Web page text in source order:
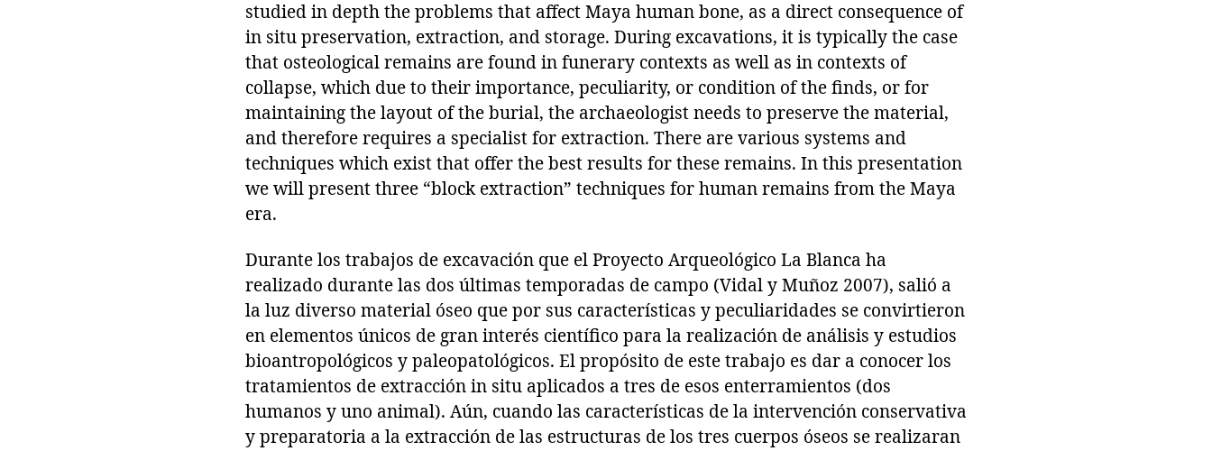
studied in depth the problems that affect Maya human bone, as a direct consequence of
in situ preservation, extraction, and storage. During excavations, it is typically the case
that osteological remains are found in funerary contexts as well as in contexts of
collapse, which due to their importance, peculiarity, or condition of the finds, or for
maintaining the layout of the burial, the archaeologist needs to preserve the material,
and therefore requires a specialist for extraction. There are various systems and
techniques which exist that offer the best results for these remains. In this presentation
we will present three “block extraction” techniques for human remains from the Maya
era.
Durante los trabajos de excavación que el Proyecto Arqueológico La Blanca ha
realizado durante las dos últimas temporadas de campo (Vidal y Muñoz 2007), salió a
la luz diverso material óseo que por sus características y peculiaridades se convirtieron
en elementos únicos de gran interés científico para la realización de análisis y estudios
bioantropológicos y paleopatológicos. El propósito de este trabajo es dar a conocer los
tratamientos de extracción in situ aplicados a tres de esos enterramientos (dos
humanos y uno animal). Aún, cuando las características de la intervención conservativa
y preparatoria a la extracción de las estructuras de los tres cuerpos óseos se realizaran